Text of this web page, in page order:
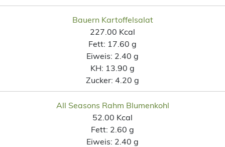
Bauern Kartoffelsalat
227.00 Kcal
Fett: 17.60 g
Eiweis: 2.40 g
KH: 13.90 g
Zucker: 4.20 g
All Seasons Rahm Blumenkohl
52.00 Kcal
Fett: 2.60 g
Eiweis: 2.40 g